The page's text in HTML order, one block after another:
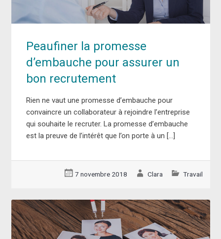
Peaufiner la promesse
d’embauche pour assurer un
bon recrutement
Rien ne vaut une promesse d’embauche pour
convaincre un collaborateur à rejoindre l’entreprise
qui souhaite le recruter. La promesse d’embauche
est la preuve de l’intérêt que l’on porte à un […]
7 novembre 2018 Clara Travail